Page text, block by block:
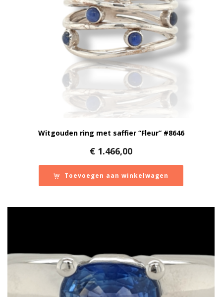
Witgouden ring met saffier “Fleur” #8646
€ 1.466,00
Toevoegen aan winkelwagen